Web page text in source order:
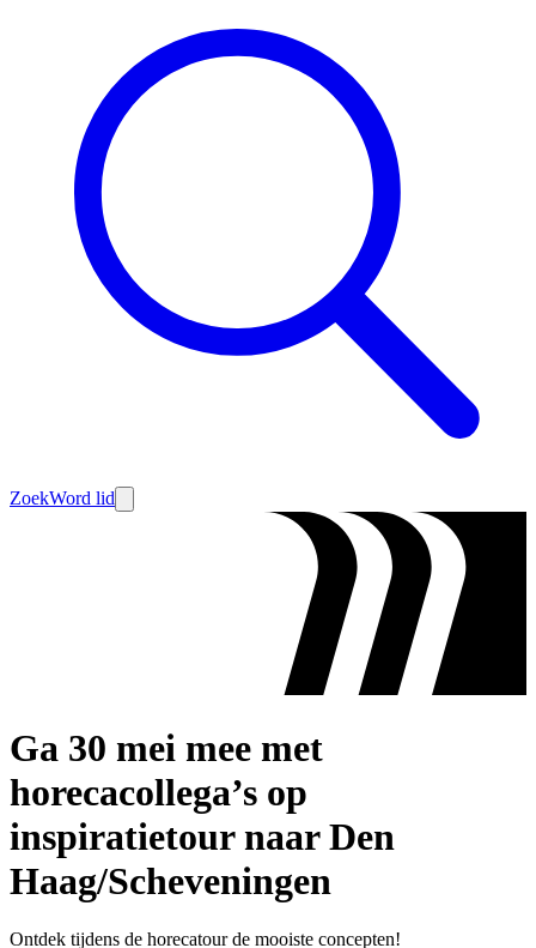
ZoekWord lid
Ga 30 mei mee met
horecacollega’s op
inspiratietour naar Den
Haag/Scheveningen
Ontdek tijdens de horecatour de mooiste concepten!